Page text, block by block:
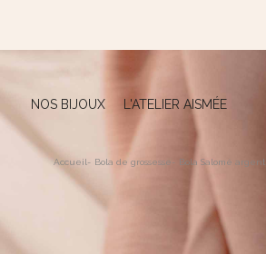
NOS BIJOUX L'ATELIER AISMÉE
Accueil- Bola de grossesse- Bola Salomé argent